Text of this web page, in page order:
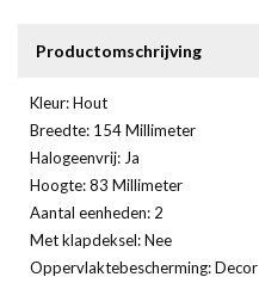
Productomschrijving
Kleur: Hout
Breedte: 154 Millimeter
Halogeenvrij: Ja
Hoogte: 83 Millimeter
Aantal eenheden: 2
Met klapdeksel: Nee
Oppervlaktebescherming: Decor